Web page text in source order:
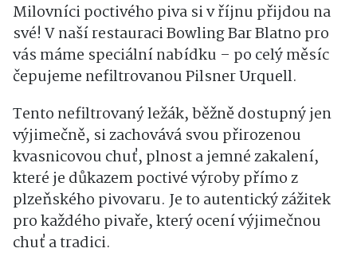
Milovníci poctivého piva si v říjnu přijdou na
své! V naší restauraci Bowling Bar Blatno pro
vás máme speciální nabídku – po celý měsíc
čepujeme nefiltrovanou Pilsner Urquell.
Tento nefiltrovaný ležák, běžně dostupný jen
výjimečně, si zachovává svou přirozenou
kvasnicovou chuť, plnost a jemné zakalení,
které je důkazem poctivé výroby přímo z
plzeňského pivovaru. Je to autentický zážitek
pro každého pivaře, který ocení výjimečnou
chuť a tradici.